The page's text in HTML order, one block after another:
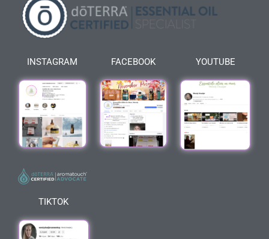
INSTAGRAM FACEBOOK YOUTUBE
TIKTOK